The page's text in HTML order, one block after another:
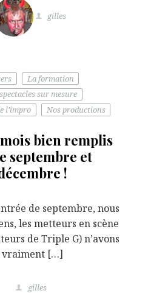
gilles
La formation
sur mesure
l'impro
Nos productions
bien remplis
septembre et
!
de septembre, nous
les metteurs en scène
de Triple G) n’avons
vraiment […]
gilles